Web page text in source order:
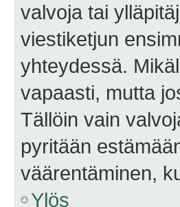
valvoja tai
viestiketjun
yhteydessä.
vapaasti, mutta
Tällöin vain
pyritään
väärentäminen,
Ylös